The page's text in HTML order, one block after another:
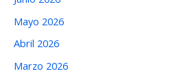
Mayo 2026
Abril 2026
Marzo 2026